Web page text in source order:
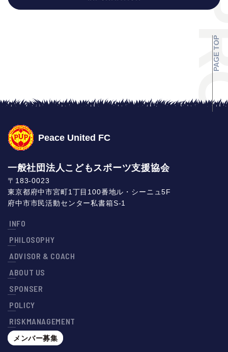
PAGE TOP
Peace United FC
一般社団法人こどもスポーツ支援協会
〒183-0023
東京都府中市宮町1丁目100番地ル・シーニュ5F
府中市市民活動センター私書箱S-1
INFO
PHILOSOPHY
ADVISOR & COACH
ABOUT US
SPONSER
POLICY
RISKMANAGEMENT
メンバー募集